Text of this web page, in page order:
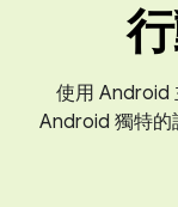
使用 Android
Android 獨特的